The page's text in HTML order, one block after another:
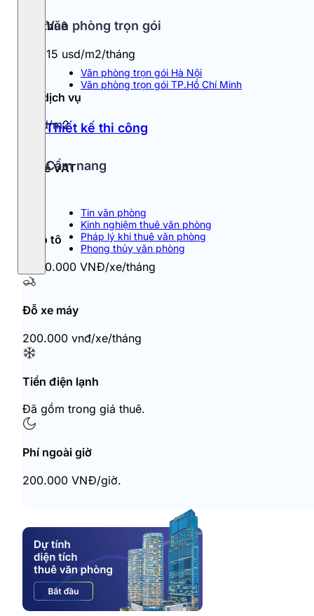
Văn phòng trọn gói
Văn phòng trọn gói Hà Nội
Văn phòng trọn gói TP.Hồ Chí Minh
Thiết kế thi công
Cẩm nang
Tin văn phòng
Kinh nghiệm thuê văn phòng
Pháp lý khi thuê văn phòng
Phong thủy văn phòng
Giá thuê
13 - 15 usd/m2/tháng
Phí dịch vụ
3usd/m2
Thuế VAT
Đỗ ô tô
1.500.000 VNĐ/xe/tháng
Đỗ xe máy
200.000 vnđ/xe/tháng
Tiền điện lạnh
Đã gồm trong giá thuê.
Phí ngoài giờ
200.000 VNĐ/giờ.